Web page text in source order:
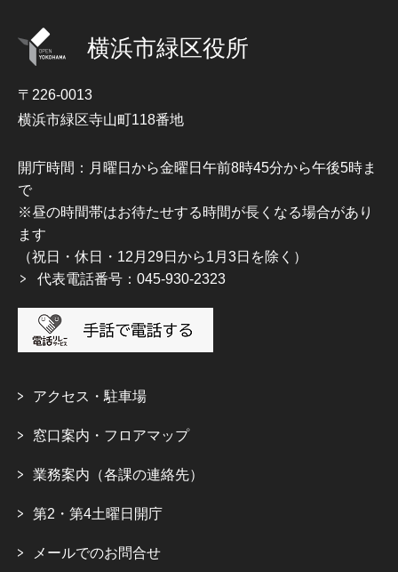
横浜市緑区役所
〒226-0013
横浜市緑区寺山町118番地
開庁時間：月曜日から金曜日午前8時45分から午後5時ま
で
※昼の時間帯はお待たせする時間が長くなる場合があり
ます
（祝日・休日・12月29日から1月3日を除く）
代表電話番号：045-930-2323
アクセス・駐車場
窓口案内・フロアマップ
業務案内（各課の連絡先）
第2・第4土曜日開庁
メールでのお問合せ